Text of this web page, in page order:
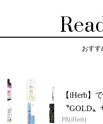
おすす
【iHerb】
〝GOLD〟
PR(iHerb)